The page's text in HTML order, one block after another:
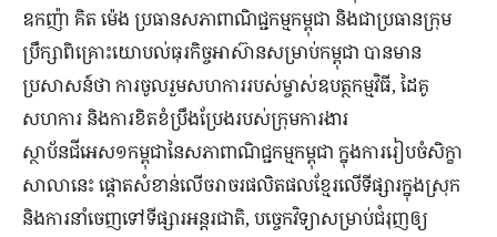
ឧកញ៉ា គិត ម៉េង ប្រធានសភាពាណិជ្ជកម្មកម្ពុជា និងជាប្រធានក្រុម
ប្រឹក្សាពិគ្រោះយោបល់ធុរកិច្ចអាស៊ានសម្រាប់កម្ពុជា បានមាន
ប្រសាសន៍ថា ការចូលរួមសហការរបស់ម្ចាស់ឧបត្ថកម្មវិធី, ដៃគូ
សហការ និងការខិតខំប្រឹងប្រែងរបស់ក្រុមការងារ
ស្ថាប័នជីអេស១កម្ពុជានៃសភាពាណិជ្ជកម្មកម្ពុជា ក្នុងការរៀបចំសិក្ខា
សាលានេះ ផ្តោតសំខាន់លើចរាចរផលិតផលខ្មែរលើទីផ្សារក្នុងស្រុក
និងការនាំចេញទៅទីផ្សារអន្តរជាតិ, បច្ចេកវិទ្យាសម្រាប់ជំរុញឲ្យ